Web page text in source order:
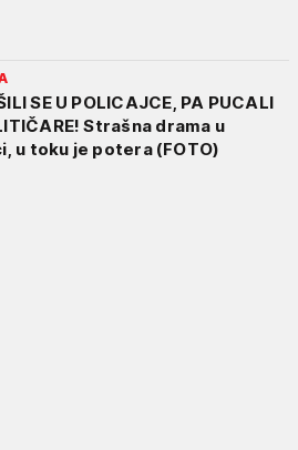
SE U POLICAJCE, PA PUCALI
Strašna drama u
u toku je potera (FOTO)